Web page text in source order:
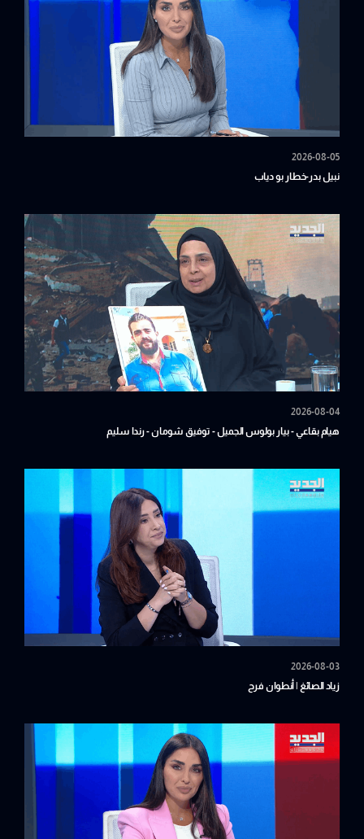
2026-08-05
نبيل بدر-خطار بو دياب
2026-08-04
هيام بقاعي - بيار بولوس الجميل - توفيق شومان - رندا سليم
2026-08-03
زياد الصائغ | أنطوان فرح